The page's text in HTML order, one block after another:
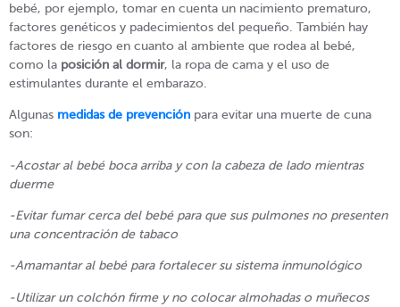
bebé, por ejemplo, tomar en cuenta un nacimiento prematuro,
factores genéticos y padecimientos del pequeño. También hay
factores de riesgo en cuanto al ambiente que rodea al bebé,
como la posición al dormir, la ropa de cama y el uso de
estimulantes durante el embarazo.
Algunas medidas de prevención para evitar una muerte de cuna
son:
-Acostar al bebé boca arriba y con la cabeza de lado mientras
duerme
-Evitar fumar cerca del bebé para que sus pulmones no presenten
una concentración de tabaco
-Amamantar al bebé para fortalecer su sistema inmunológico
-Utilizar un colchón firme y no colocar almohadas o muñecos